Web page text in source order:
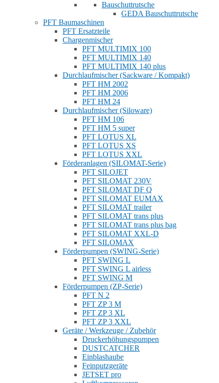
Bauschuttrutsche
GEDA Bauschuttrutsche
PFT Baumaschinen
PFT Ersatzteile
Chargenmischer
PFT MULTIMIX 100
PFT MULTIMIX 140
PFT MULTIMIX 140 plus
Durchlaufmischer (Sackware / Kompakt)
PFT HM 2002
PFT HM 2006
PFT HM 24
Durchlaufmischer (Siloware)
PFT HM 106
PFT HM 5 super
PFT LOTUS XL
PFT LOTUS XS
PFT LOTUS XXL
Förderanlagen (SILOMAT-Serie)
PFT SILOJET
PFT SILOMAT 230V
PFT SILOMAT DF Q
PFT SILOMAT EUMAX
PFT SILOMAT trailer
PFT SILOMAT trans plus
PFT SILOMAT trans plus bag
PFT SILOMAT XXL-D
PFT SILOMAX
Förderpumpen (SWING-Serie)
PFT SWING L
PFT SWING L airless
PFT SWING M
Förderpumpen (ZP-Serie)
PFT N 2
PFT ZP 3 M
PFT ZP 3 XL
PFT ZP 3 XXL
Geräte / Werkzeuge / Zubehör
Druckerhöhungspumpen
DUSTCATCHER
Einblashaube
Feinputzgeräte
JETSET pro